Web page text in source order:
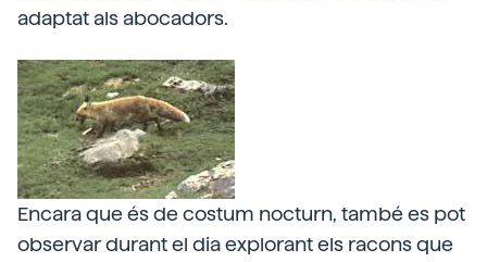
adaptat als abocadors.
Encara que és de costum nocturn, també es pot
observar durant el dia explorant els racons que